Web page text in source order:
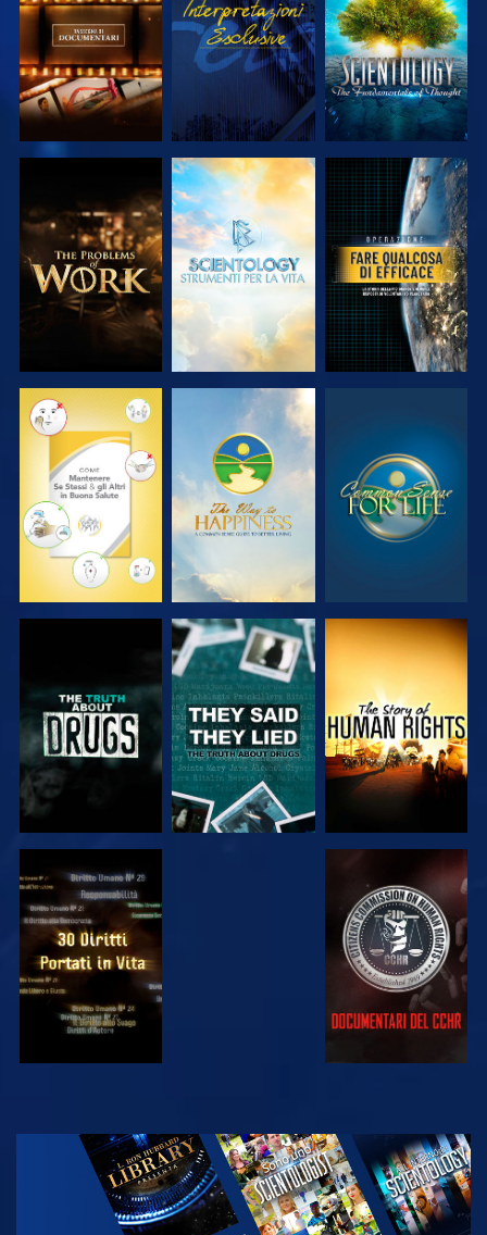
SERIE
SERIE
ESPLORA LE
SERIE
ESPLORA LE
SERIE
GUARDA
GUARDA GUARDA GUARDA
GUARDA GUARDA
GUARDA GUARDA
GUARDA
ESPLORA LE
SERIE